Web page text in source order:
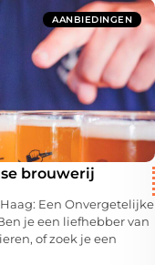
AANBIEDINGEN
brouwerij
Een Onvergetelijke
je een liefhebber van
of zoek je een